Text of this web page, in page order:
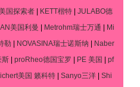
国探索者 KETT楷特
JULABO德
美国利曼 Metrohm瑞士万通
Mi
勒 NOVASINA瑞士诺斯纳
Naber
斯 proRheo德国宝罗 PE 美国
pf
美国 籁科特 Sanyo三洋
Shi